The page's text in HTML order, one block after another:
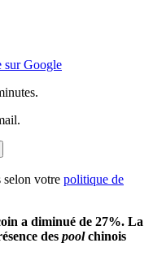
sur Google
selon votre politique de
a diminué de 27%. La
des poolchinois